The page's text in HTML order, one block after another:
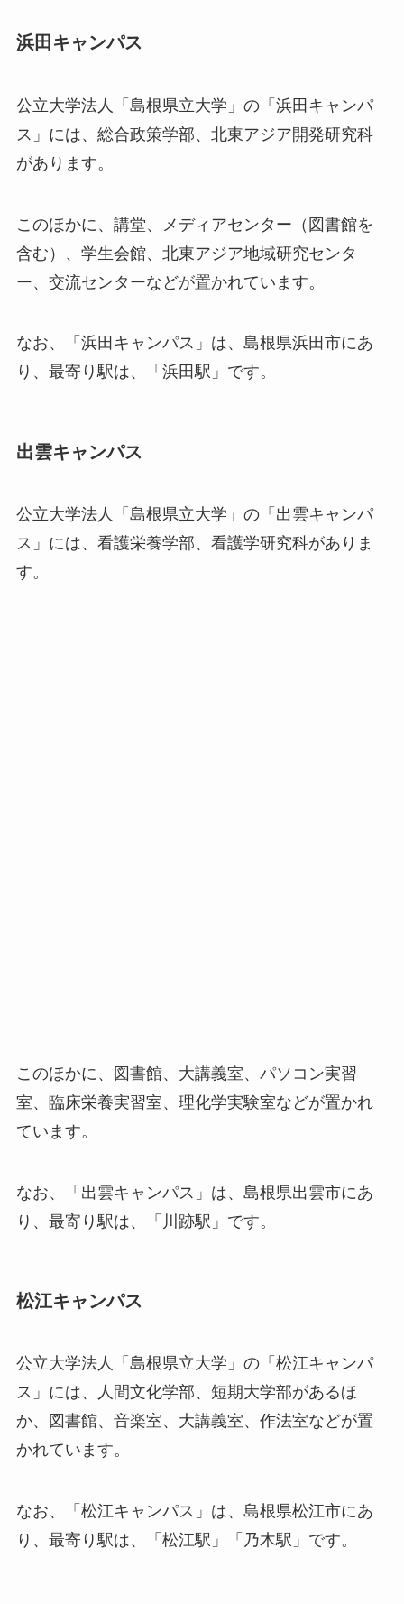
浜田キャンパス
公立大学法人「島根県立大学」の「浜田キャンパ
ス」には、総合政策学部、北東アジア開発研究科
があります。
このほかに、講堂、メディアセンター（図書館を
含む）、学生会館、北東アジア地域研究センタ
ー、交流センターなどが置かれています。
なお、「浜田キャンパス」は、島根県浜田市にあ
り、最寄り駅は、「浜田駅」です。
出雲キャンパス
公立大学法人「島根県立大学」の「出雲キャンパ
ス」には、看護栄養学部、看護学研究科がありま
す。
このほかに、図書館、大講義室、パソコン実習
室、臨床栄養実習室、理化学実験室などが置かれ
ています。
なお、「出雲キャンパス」は、島根県出雲市にあ
り、最寄り駅は、「川跡駅」です。
松江キャンパス
公立大学法人「島根県立大学」の「松江キャンパ
ス」には、人間文化学部、短期大学部があるほ
か、図書館、音楽室、大講義室、作法室などが置
かれています。
なお、「松江キャンパス」は、島根県松江市にあ
り、最寄り駅は、「松江駅」「乃木駅」です。